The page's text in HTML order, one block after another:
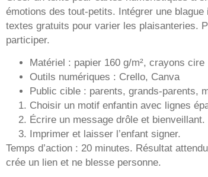
émotions des tout-petits. Intégrer une
textes gratuits pour varier les plaisanteries.
participer.
Matériel : papier 160 g/m², crayons cire
Outils numériques : Crello, Canva
Public cible : parents, grands-parents,
Choisir un motif enfantin avec lignes
Écrire un message drôle et bienveillant.
Imprimer et laisser l’enfant signer.
Temps d’action : 20 minutes. Résultat
crée un lien et ne blesse personne.